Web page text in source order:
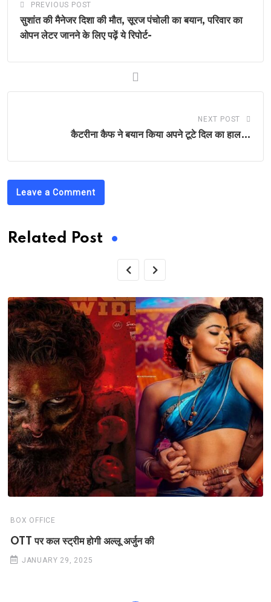
PREVIOUS POST
सुशांत की मैनेजर दिशा की मौत, सूरज पंचोली का बयान, परिवार का
ओपन लेटर जानने के लिए पढ़ें ये रिपोर्ट-
NEXT POST
कैटरीना कैफ ने बयान किया अपने टूटे दिल का हाल…
Leave a Comment
Related Post
BOX OFFICE
OTT पर कल स्ट्रीम होगी अल्लू अर्जुन की
JANUARY 29, 2025